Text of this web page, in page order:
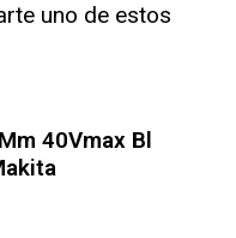
uno de estos
40Vmax Bl